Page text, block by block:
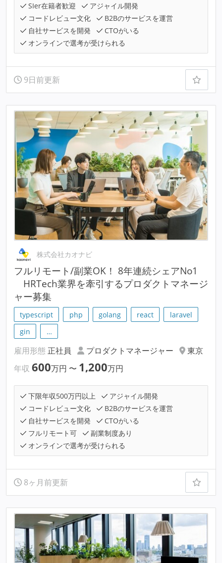
SIer在籍者歓迎
アジャイル開発
コードレビュー文化
B2Bのサービスを運営
自社サービスを開発
CTOがいる
オンラインで選考が受けられる
9日前更新
株式会社カオナビ
フルリモート/副業OK！ 8年連続シェアNo1
HRTech業界を牽引するプロダクトマネージ
ャー募集
typescript php golang react
laravel
gin
…
雇用形態 正社員 プロダクトマネージャー
東京
年収 600万円 〜 1,200万円
下限年収500万円以上
アジャイル開発
コードレビュー文化
B2Bのサービスを運営
自社サービスを開発
CTOがいる
フルリモート可
副業制度あり
オンラインで選考が受けられる
8ヶ月前更新